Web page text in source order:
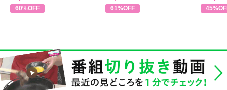
60%OFF 61%OFF